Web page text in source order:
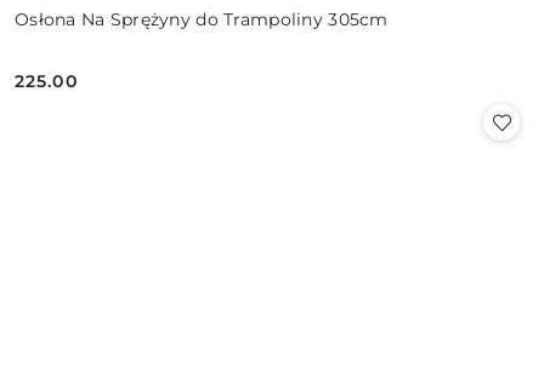
Osłona Na Sprężyny do Trampoliny 305cm
Cena:
225.00